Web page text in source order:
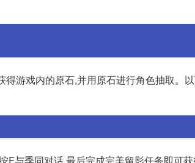
游戏内的原石,并用原石进行角色抽取。